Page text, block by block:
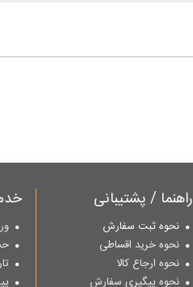
راهنما / پشتیبانی
نحوه ثبت سفارش
نحوه خرید اقساطی
نحوه ارجاع کالا
نحوه پیگیری سفارش